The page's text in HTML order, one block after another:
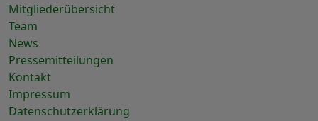
Mitgliederübersicht
Team
News
Pressemitteilungen
Kontakt
Impressum
Datenschutzerklärung